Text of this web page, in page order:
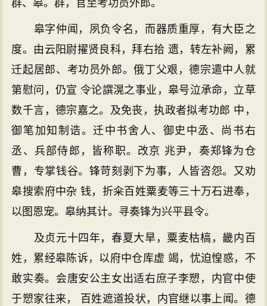
群、皋。群，官至考功员外郎。
皋字仲闻，夙负令名，而器质重厚，有大臣之
度。由云阳尉擢贤良科，拜右拾 遗，转左补阙，累
迁起居郎、考功员外郎。俄丁父艰，德宗遣中人就
第慰问，仍宣 令论譔滉之事业，皋号泣承命，立草
数千言，德宗嘉之。及免丧，执政者拟考功郎 中，
御笔加知制诰。迁中书舍人、御史中丞、尚书右
丞、兵部侍郎，皆称职。改京 兆尹，奏郑锋为仓
曹，专掌钱谷。锋苛刻剥下为事，人皆咨怨。又劝
皋搜索府中杂 钱，折籴百姓粟麦等三十万石进奉，
以图恩宠。皋纳其计。寻奏锋为兴平县令。
及贞元十四年，春夏大旱，粟麦枯槁，畿内百
姓，累经皋陈诉，以府中仓库虚 竭，忧迫惶惑，不
敢实奏。会唐安公主女出适右庶子李愬，内官中使
于愬家往来， 百姓遮道投状，内官继以事上闻。德